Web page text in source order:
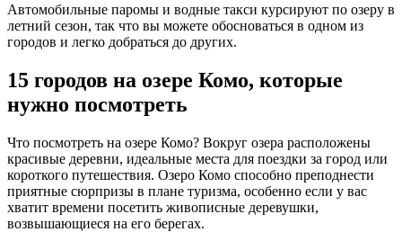
Автомобильные паромы и водные такси курсируют по озеру в
летний сезон, так что вы можете обосноваться в одном из
городов и легко добраться до других.
15 городов на озере Комо, которые
нужно посмотреть
Что посмотреть на озере Комо? Вокруг озера расположены
красивые деревни, идеальные места для поездки за город или
короткого путешествия. Озеро Комо способно преподнести
приятные сюрпризы в плане туризма, особенно если у вас
хватит времени посетить живописные деревушки,
возвышающиеся на его берегах.